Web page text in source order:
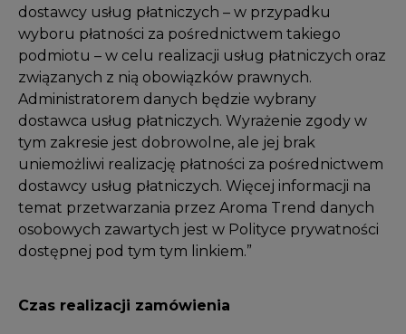
dostawcy usług płatniczych – w przypadku
wyboru płatności za pośrednictwem takiego
podmiotu – w celu realizacji usług płatniczych oraz
związanych z nią obowiązków prawnych.
Administratorem danych będzie wybrany
dostawca usług płatniczych. Wyrażenie zgody w
tym zakresie jest dobrowolne, ale jej brak
uniemożliwi realizację płatności za pośrednictwem
dostawcy usług płatniczych. Więcej informacji na
temat przetwarzania przez Aroma Trend danych
osobowych zawartych jest w Polityce prywatności
dostępnej pod tym tym linkiem.”
Czas realizacji zamówienia